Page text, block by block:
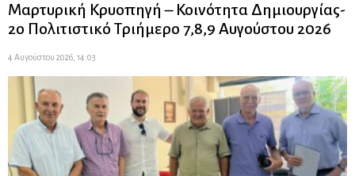
Μαρτυρική Κρυοπηγή – Κοινότητα Δημιουργίας-
2ο Πολιτιστικό Τριήμερο 7,8,9 Αυγούστου 2026
4 Αυγούστου 2026, 14:03